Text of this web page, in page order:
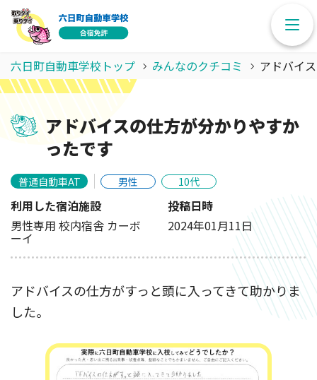
六日町自動車学校トップ みんなのクチコミ アドバイ
アドバイスの仕方が分かりやすか
ったです
普通自動車AT 男性 10代
利用した宿泊施設
男性専用 校内宿舎 カーボ
ーイ
投稿日時
2024年01月11日
アドバイスの仕方がすっと頭に入ってきて助かりま
した。